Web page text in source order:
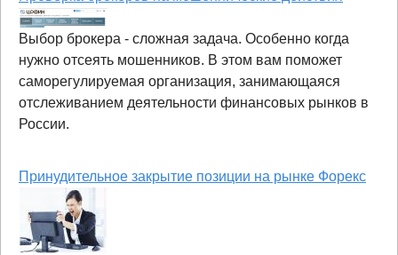
Выбор брокера - сложная задача. Особенно когда
нужно отсеять мошенников. В этом вам поможет
саморегулируемая организация, занимающаяся
отслеживанием деятельности финансовых рынков в
России.
Принудительное закрытие позиции на рынке Форекс